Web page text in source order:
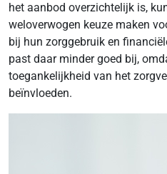
het aanbod overzichtelijk is,
weloverwogen keuze maken
bij hun zorggebruik en
past daar minder goed bij,
toegankelijkheid van het
beïnvloeden.